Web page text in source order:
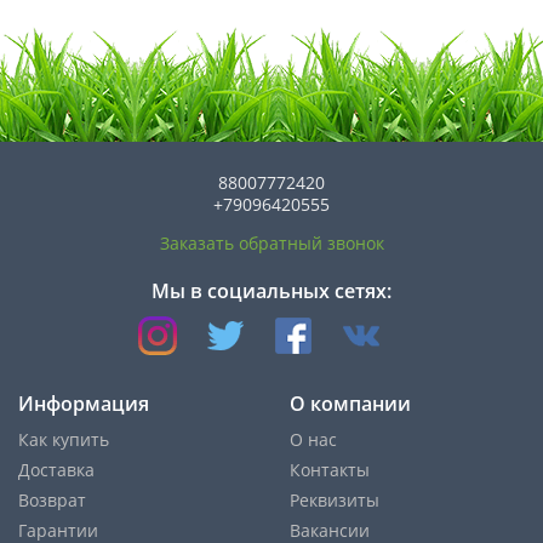
88007772420
+79096420555
Заказать обратный звонок
Мы в социальных сетях:
Информация
Как купить
Доставка
Возврат
Гарантии
О компании
О нас
Контакты
Реквизиты
Вакансии